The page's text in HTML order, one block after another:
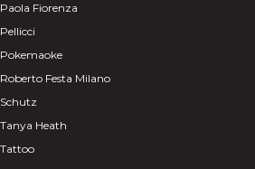
Paola Fiorenza
Pellicci
Pokemaoke
Roberto Festa Milano
Schutz
Tanya Heath
Tattoo